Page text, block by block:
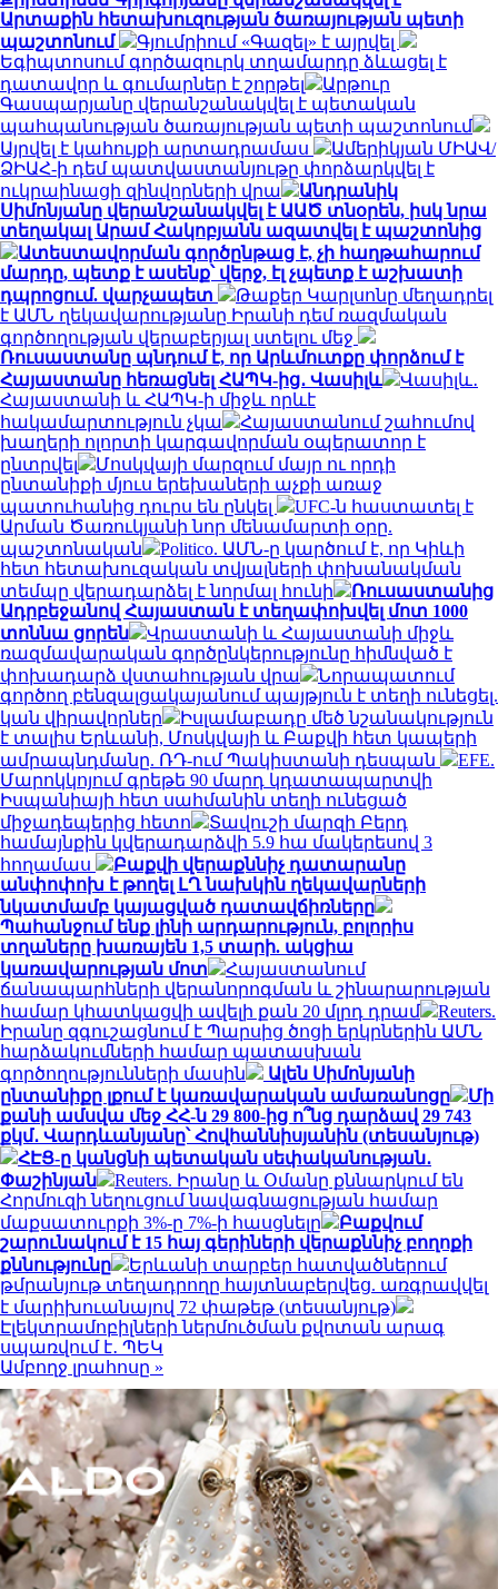
Արտաքին հետախուզության ծառայության պետի
պաշտոնում
Գյումրիում «Գազել» է այրվել
Եգիպտոսում գործազուրկ տղամարդը ձևացել է
դատավոր և գումարներ է շորթել
Արթուր
Գասպարյանը վերանշանակվել է պետական
պահպանության ծառայության պետի պաշտոնում
Այրվել է կահույքի արտադրամաս
Ամերիկյան ՄԻԱՎ/
ՁԻԱՀ-ի դեմ պատվաստանյութը փորձարկվել է
ուկրաինացի զինվորների վրա
Անդրանիկ
Սիմոնյանը վերանշանակվել է ԱԱԾ տնօրեն, իսկ նրա
տեղակալ Արամ Հակոբյանն ազատվել է պաշտոնից
Ատեստավորման գործընթաց է, չի հաղթահարում
մարդը, պետք է ասենք՝ վերջ, էլ չպետք է աշխատի
դպրոցում. վարչապետ
Թաքեր Կարլսոնը մեղադրել
է ԱՄՆ ղեկավարությանը Իրանի դեմ ռազմական
գործողության վերաբերյալ ստելու մեջ
Ռուսաստանը պնդում է, որ Արևմուտքը փորձում է
Հայաստանը հեռացնել ՀԱՊԿ-ից․ Վասիլև
Վասիլև․
Հայաստանի և ՀԱՊԿ-ի միջև որևէ
հակամարտություն չկա
Հայաստանում շահումով
խաղերի ոլորտի կարգավորման օպերատոր է
ընտրվել
Մոսկվայի մարզում մայր ու որդի
ընտանիքի մյուս երեխաների աչքի առաջ
պատուհանից դուրս են ընկել
UFC-ն հաստատել է
Արման Ծառուկյանի նոր մենամարտի օրը.
պաշտոնական
Politico. ԱՄՆ-ը կարծում է, որ Կիևի
հետ հետախուզական տվյալների փոխանակման
տեմպը վերադարձել է նորմալ հունի
Ռուսաստանից
Ադրբեջանով Հայաստան է տեղափոխվել մոտ 1000
տոննա ցորեն
Վրաստանի և Հայաստանի միջև
ռազմավարական գործընկերությունը հիմնված է
փոխադարձ վստահության վրա
Նորապատում
գործող բենզալցակայանում պայթյուն է տեղի ունեցել.
կան վիրավորներ
Իսլամաբադը մեծ նշանակություն
է տալիս Երևանի, Մոսկվայի և Բաքվի հետ կապերի
ամրապնդմանը. ՌԴ-ում Պակիստանի դեսպան
EFE.
Մարոկկոյում գրեթե 90 մարդ կդատապարտվի
Իսպանիայի հետ սահմանին տեղի ունեցած
միջադեպերից հետո
Տավուշի մարզի Բերդ
համայնքին կվերադարձվի 5.9 հա մակերեսով 3
հողամաս
Բաքվի վերաքննիչ դատարանը
անփոփոխ է թողել ԼՂ նախկին ղեկավարների
նկատմամբ կայացված դատավճիռները
Պահանջում ենք լինի արդարություն, բոլորիս
տղաները խառայեն 1,5 տարի. ակցիա
կառավարության մոտ
Հայաստանում
ճանապարհների վերանորոգման և շինարարության
համար կհատկացվի ավելի քան 20 մլրդ դրամ
Reuters.
Իրանը զգուշացնում է Պարսից ծոցի երկրներին ԱՄՆ
հարձակումների համար պատասխան
գործողությունների մասին
Ալեն Սիմոնյանի
ընտանիքը լքում է կառավարական ամառանոցը
Մի
քանի ամսվա մեջ ՀՀ-ն 29 800-ից ո՞նց դարձավ 29 743
քկմ․ Վարդևանյանը՝ Հովհաննիսյանին (տեսանյութ)
ՀԷՑ-ը կանցնի պետական սեփականության․
Փաշինյան
Reuters. Իրանը և Օմանը քննարկում են
Հորմուզի նեղուցում նավագնացության համար
մաքսատուրքի 3%-ը 7%-ի հասցնելը
Բաքվում
շարունակում է 15 հայ գերիների վերաքննիչ բողոքի
քննությունը
Երևանի տարբեր հատվածներում
թմրանյութ տեղադրողը հայտնաբերվեց. առգրավվել
է մարիխուանայով 72 փաթեթ (տեսանյութ)
Էլեկտրամոբիլների ներմուծման քվոտան արագ
սպառվում է․ ՊԵԿ
Ամբողջ լրահոսը »